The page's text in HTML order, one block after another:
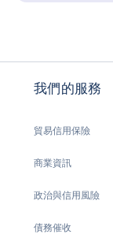
我們的服務
貿易信用保險
商業資訊
政治與信用風險
債務催收